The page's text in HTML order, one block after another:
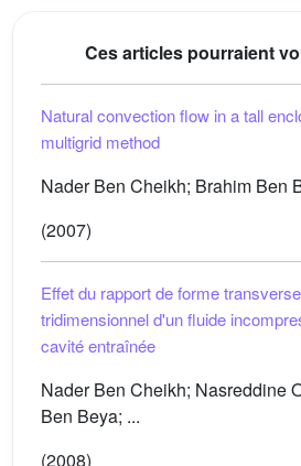
Ces articles pourraient
Natural convection flow in a tall
multigrid method
Nader Ben Cheikh; Brahim Ben
(2007)
Effet du rapport de forme
tridimensionnel d'un fluide
cavité entraînée
Nader Ben Cheikh; Nasreddine
Ben Beya; ...
(2008)